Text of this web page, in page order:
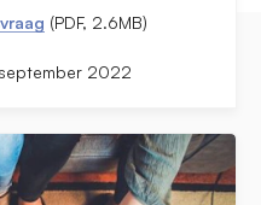
(PDF, 2.6MB)
2022